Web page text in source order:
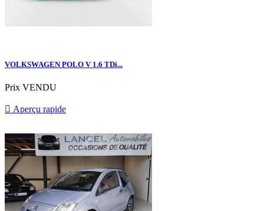
VOLKSWAGEN POLO V 1.6 TDi...
Prix VENDU
 Aperçu rapide